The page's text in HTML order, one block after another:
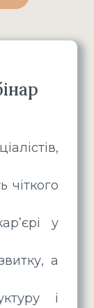
чіткого
у
а
і